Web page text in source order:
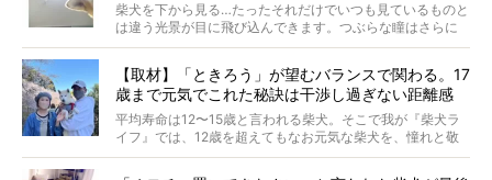
柴犬を下から見る…たったそれだけでいつも見ているものと
は違う光景が目に飛び込んできます。つぶらな瞳はさらに
つぶらに見え、モフモフのお顔はさらにモフモフに見えま
【取材】「ときろう」が望むバランスで関わる。17
歳まで元気でこれた秘訣は干渉し過ぎない距離感
#38ときろう
平均寿命は12〜15歳と言われる柴犬。そこで我が『柴犬ラ
イフ』では、12歳を超えてもなお元気な柴犬を、憧れと敬
意を込めて“レジェンド柴”と呼んでいます。 この特集で